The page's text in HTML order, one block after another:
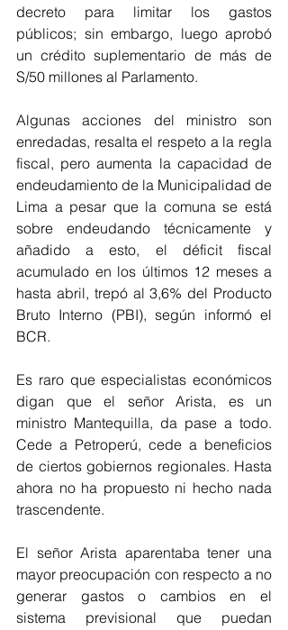
decreto para limitar los gastos
públicos; sin embargo, luego aprobó
un crédito suplementario de más de
S/50 millones al Parlamento.
Algunas acciones del ministro son
enredadas, resalta el respeto a la regla
fiscal, pero aumenta la capacidad de
endeudamiento de la Municipalidad de
Lima a pesar que la comuna se está
sobre endeudando técnicamente y
añadido a esto, el déficit fiscal
acumulado en los últimos 12 meses a
hasta abril, trepó al 3,6% del Producto
Bruto Interno (PBI), según informó el
BCR.
Es raro que especialistas económicos
digan que el señor Arista, es un
ministro Mantequilla, da pase a todo.
Cede a Petroperú, cede a beneficios
de ciertos gobiernos regionales. Hasta
ahora no ha propuesto ni hecho nada
trascendente.
El señor Arista aparentaba tener una
mayor preocupación con respecto a no
generar gastos o cambios en el
sistema previsional que puedan